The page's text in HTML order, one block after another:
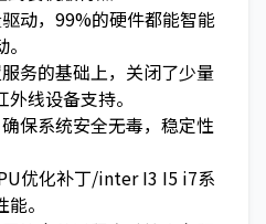
，99%的硬件都能智能
的基础上，关闭了少量
线设备支持。
系统安全无毒，稳定性
优化补丁/inter I3 I5 i7系
。